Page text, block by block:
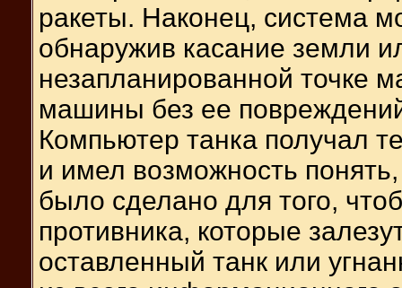
ракеты. Наконец, система
обнаружив касание земли
незапланированной точке
машины без ее
Компьютер танка получал
и имел возможность
было сделано для того,
противника, которые
оставленный танк или